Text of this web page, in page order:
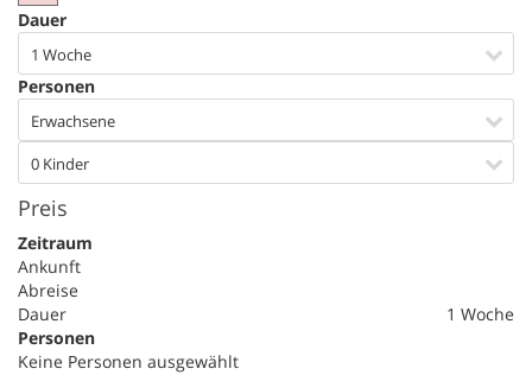
Dauer
1 Woche
Personen
Erwachsene
0 Kinder
Preis
Zeitraum
Ankunft
Abreise
Dauer
1 Woche
Personen
Keine Personen ausgewählt